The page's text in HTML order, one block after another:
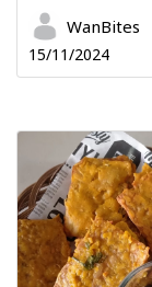
WanBites
15/11/2024